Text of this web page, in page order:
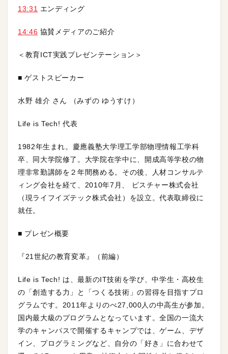
13:31 エンディング
14:46 協賛メディアのご紹介
＜教育ICT実践プレゼンテーション＞
■ ゲストスピーカー
水野 雄介 さん （みずの ゆうすけ）
Life is Tech! 代表
1982年生まれ。慶應義塾大学理工学部物理情報工学科
卒、同大学院修了。大学院在学中に、開成高等学校の物
理非常勤講師を２年間務める。その後、人材コンサルテ
ィング会社を経て、2010年7月、 ピスチャー株式会社
（現ライフイズテック株式会社）を設立。代表取締役に
就任。
■ プレゼン概要
『21世紀の教育変革』（前編）
Life is Tech! は、最新のIT技術を学び、中学生・高校生
の「創造する力」と「つくる技術」の習得を目指すプロ
グラムです。2011年よりのべ27,000人の中高生が参加。
国内最大級のプログラムとなっています。全国の一流大
学のキャンパスで開催するキャンプでは、ゲーム、デザ
イン、プログラミングなど、自分の「好き」に合わせて